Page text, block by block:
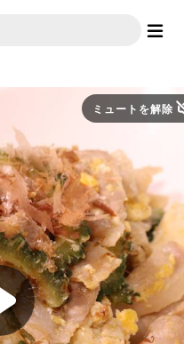
ミュートを解除